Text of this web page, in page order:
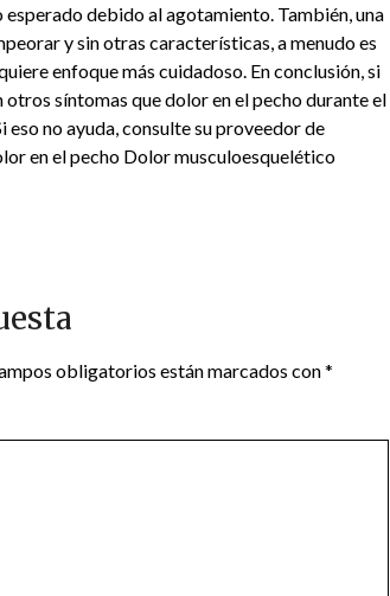
debido al agotamiento. También, una
y sin otras características, a menudo es
enfoque más cuidadoso. En conclusión, si
otros síntomas que dolor en el pecho durante el
no ayuda, consulte su proveedor de
en el pecho Dolor musculoesquelético
obligatorios están marcados con*